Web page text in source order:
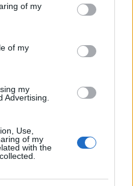
You may click to
and its third-party tags to
purposes in below Google
of my
of my
my
Advertising.
Use,
of my
with the